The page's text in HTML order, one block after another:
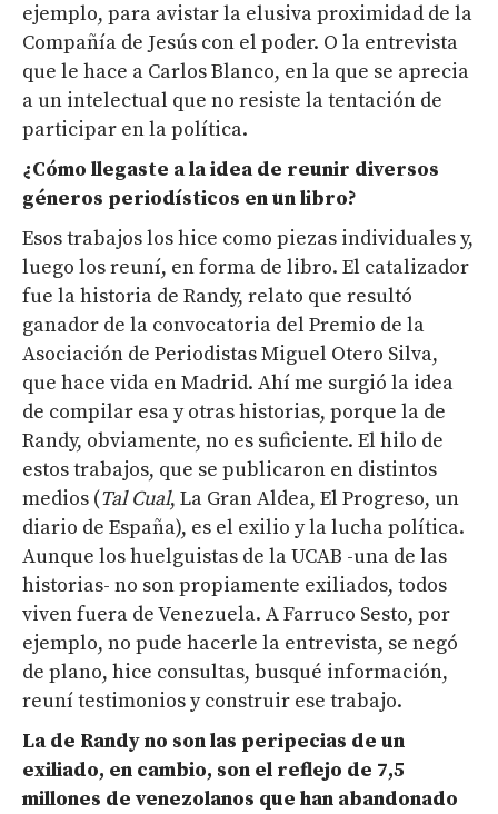
ejemplo, para avistar la elusiva proximidad de la
Compañía de Jesús con el poder. O la entrevista
que le hace a Carlos Blanco, en la que se aprecia
a un intelectual que no resiste la tentación de
participar en la política.
¿Cómo llegaste a la idea de reunir diversos
géneros periodísticos en un libro?
Esos trabajos los hice como piezas individuales y,
luego los reuní, en forma de libro. El catalizador
fue la historia de Randy, relato que resultó
ganador de la convocatoria del Premio de la
Asociación de Periodistas Miguel Otero Silva,
que hace vida en Madrid. Ahí me surgió la idea
de compilar esa y otras historias, porque la de
Randy, obviamente, no es suficiente. El hilo de
estos trabajos, que se publicaron en distintos
medios (Tal Cual, La Gran Aldea, El Progreso, un
diario de España), es el exilio y la lucha política.
Aunque los huelguistas de la UCAB -una de las
historias- no son propiamente exiliados, todos
viven fuera de Venezuela. A Farruco Sesto, por
ejemplo, no pude hacerle la entrevista, se negó
de plano, hice consultas, busqué información,
reuní testimonios y construir ese trabajo.
La de Randy no son las peripecias de un
exiliado, en cambio, son el reflejo de 7,5
millones de venezolanos que han abandonado